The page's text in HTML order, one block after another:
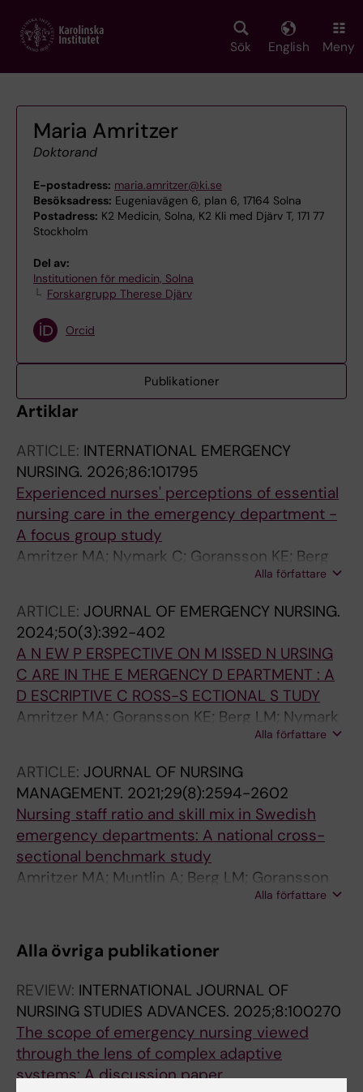
main
Sök English Meny
Maria Amritzer
Doktorand
E-postadress: maria.amritzer@ki.se
Besöksadress: Eugeniavägen 6, plan 6, 17164 Solna
Postadress: K2 Medicin, Solna, K2 Kli med Djärv T, 171 77
Stockholm
Del av:
Institutionen för medicin, Solna
Forskargrupp Therese Djärv
Orcid
Publikationer
Artiklar
ARTICLE: INTERNATIONAL EMERGENCY
NURSING. 2026;86:101795
Experienced nurses' perceptions of essential
nursing care in the emergency department -
A focus group study
Amritzer MA; Nymark C; Goransson KE; Berg
Alla författare
ARTICLE: JOURNAL OF EMERGENCY NURSING.
2024;50(3):392-402
A N EW P ERSPECTIVE ON M ISSED N URSING
C ARE IN THE E MERGENCY D EPARTMENT : A
D ESCRIPTIVE C ROSS-S ECTIONAL S TUDY
Amritzer MA; Goransson KE; Berg LM; Nymark
Alla författare
ARTICLE: JOURNAL OF NURSING
MANAGEMENT. 2021;29(8):2594-2602
Nursing staff ratio and skill mix in Swedish
emergency departments: A national cross-
sectional benchmark study
Amritzer MA; Muntlin A; Berg LM; Goransson
Alla författare
Alla övriga publikationer
REVIEW: INTERNATIONAL JOURNAL OF
NURSING STUDIES ADVANCES. 2025;8:100270
The scope of emergency nursing viewed
through the lens of complex adaptive
systems: A discussion paper